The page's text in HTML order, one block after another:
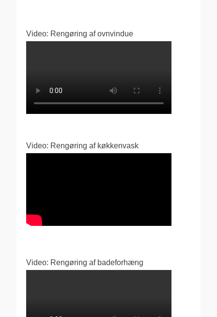
Video: Rengøring af ovnvindue
Video: Rengøring af køkkenvask
Video: Rengøring af badeforhæng